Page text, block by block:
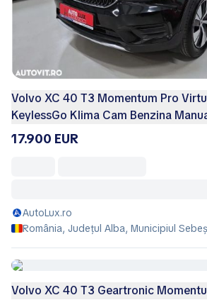
Volvo XC 40 T3 Momentum Pro
KeylessGo Klima Cam Benzina
17.900 EUR
AutoLux.ro
România, Județul Alba, Municipiul Sebeş
Volvo XC 40 T3 Geartronic